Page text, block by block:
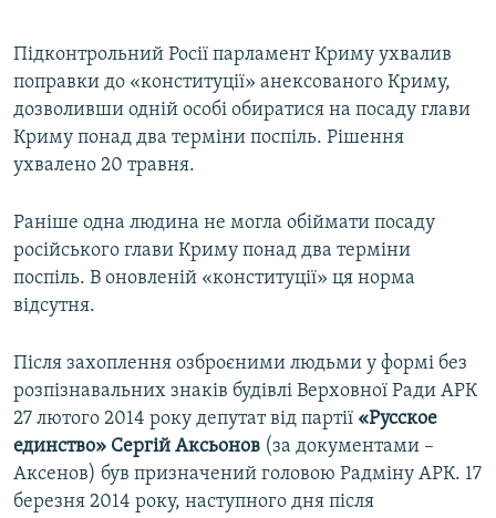
Усі сайти RFE/RL
Підконтрольний Росії парламент Криму ухвалив
поправки до «конституції» анексованого Криму,
дозволивши одній особі обиратися на посаду глави
Криму понад два терміни поспіль. Рішення
ухвалено 20 травня.
Раніше одна людина не могла обіймати посаду
російського глави Криму понад два терміни
поспіль. В оновленій «конституції» ця норма
відсутня.
Після захоплення озброєними людьми у формі без
розпізнавальних знаків будівлі Верховної Ради АРК
27 лютого 2014 року депутат від партії «Русское
единство» Сергій Аксьонов (за документами –
Аксенов) був призначений головою Радміну АРК. 17
березня 2014 року, наступного дня після